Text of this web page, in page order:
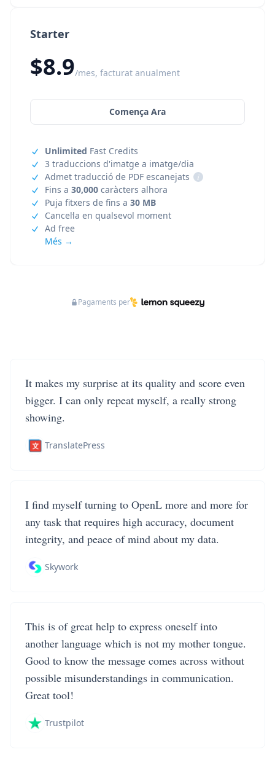
Starter
$8.9/mes, facturat anualment
Comença Ara
Unlimited Fast Credits
3 traduccions d'imatge a imatge/dia
Admet traducció de PDF escanejats
i
Fins a 30,000 caràcters alhora
Puja fitxers de fins a 30 MB
Cancel·la en qualsevol moment
Ad free
Més →
Pagaments per
It makes my surprise at its quality and score even
bigger. I can only repeat myself, a really strong
showing.
TranslatePress
I find myself turning to OpenL more and more for
any task that requires high accuracy, document
integrity, and peace of mind about my data.
Skywork
This is of great help to express oneself into
another language which is not my mother tongue.
Good to know the message comes across without
possible misunderstandings in communication.
Great tool!
Trustpilot